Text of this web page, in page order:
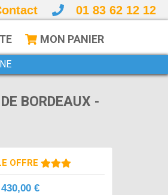
01 83 62 12 12
MON PANIER
BORDEAUX -
OFFRE
430,00 €